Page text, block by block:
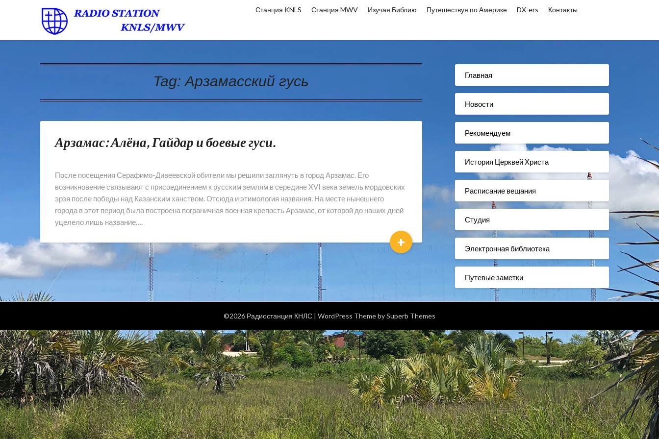
Станция KNLS Станция MWV Изучая Библию Путешествуя по Америке DX-ers Контакты
Tag:Арзамасский гусь
Арзамас: Алёна, Гайдар и боевые гуси.
После посещения Серафимо-Дивеевской обители мы решили заглянуть в город Арзамас. Его
возникновение связывают с присоединением к русским землям в середине XVI века земель мордовских
эрзя после победы над Казанским ханством. Отсюда и этимология названия. На месте нынешнего
города в этот период была построена пограничная военная крепость Арзамас, от которой до наших дней
уцелело лишь название….
+
Главная
Новости
Рекомендуем
История Церквей Христа
Расписание вещания
Студия
Электронная библиотека
Путевые заметки
©2026 Радиостанция КНЛС | WordPress Theme bySuperb Themes